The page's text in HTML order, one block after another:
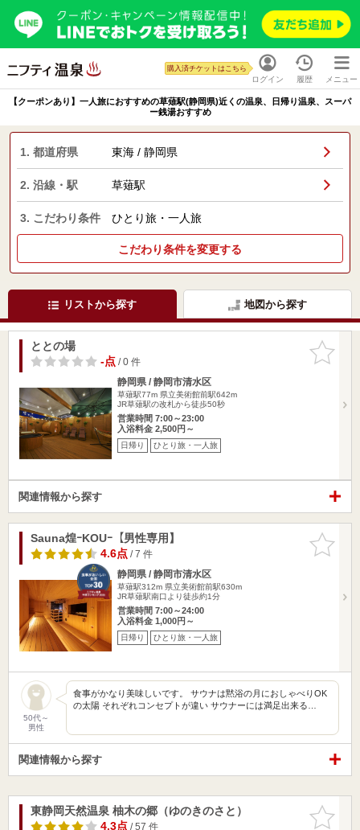
ログイン
購入済チケットはこちら
履歴 メニュー
【クーポンあり】一人旅におすすめの草薙駅(静岡県)近くの温泉、日帰り温泉、スーパ
ー銭湯おすすめ
1. 都道府県 東海 / 静岡県
2. 沿線・駅 草薙駅
3. こだわり条件 ひとり旅・一人旅
こだわり条件を変更する
リストから探す 地図から探す
お気に入
りに追加
ととの場
-点/ 0 件
静岡県 / 静岡市清水区
草薙駅77m 県立美術館前駅642m
JR草薙駅の改札から徒歩50秒
営業時間 7:00～23:00
入浴料金 2,500円～
日帰り ひとり旅・一人旅
関連情報から探す
お気に入
りに追加
Sauna煌ｰKOUｰ【男性専用】
4.6点/ 7 件
静岡県 / 静岡市清水区
草薙駅312m 県立美術館前駅630m
JR草薙駅南口より徒歩約1分
営業時間 7:00～24:00
入浴料金 1,000円～
日帰り ひとり旅・一人旅
50代～
男性
食事がかなり美味しいです。 サウナは黙浴の月におしゃべりOK
の太陽 それぞれコンセプトが違い サウナーには満足出来る…
関連情報から探す
お気に入
りに追加
東静岡天然温泉 柚木の郷（ゆのきのさと）
4.3点/ 57 件